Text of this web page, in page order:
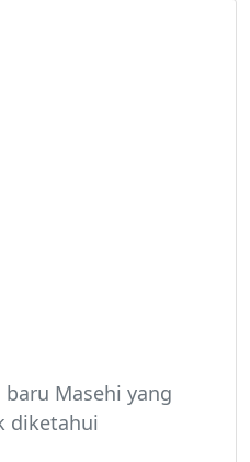
Masehi yang
diketahui